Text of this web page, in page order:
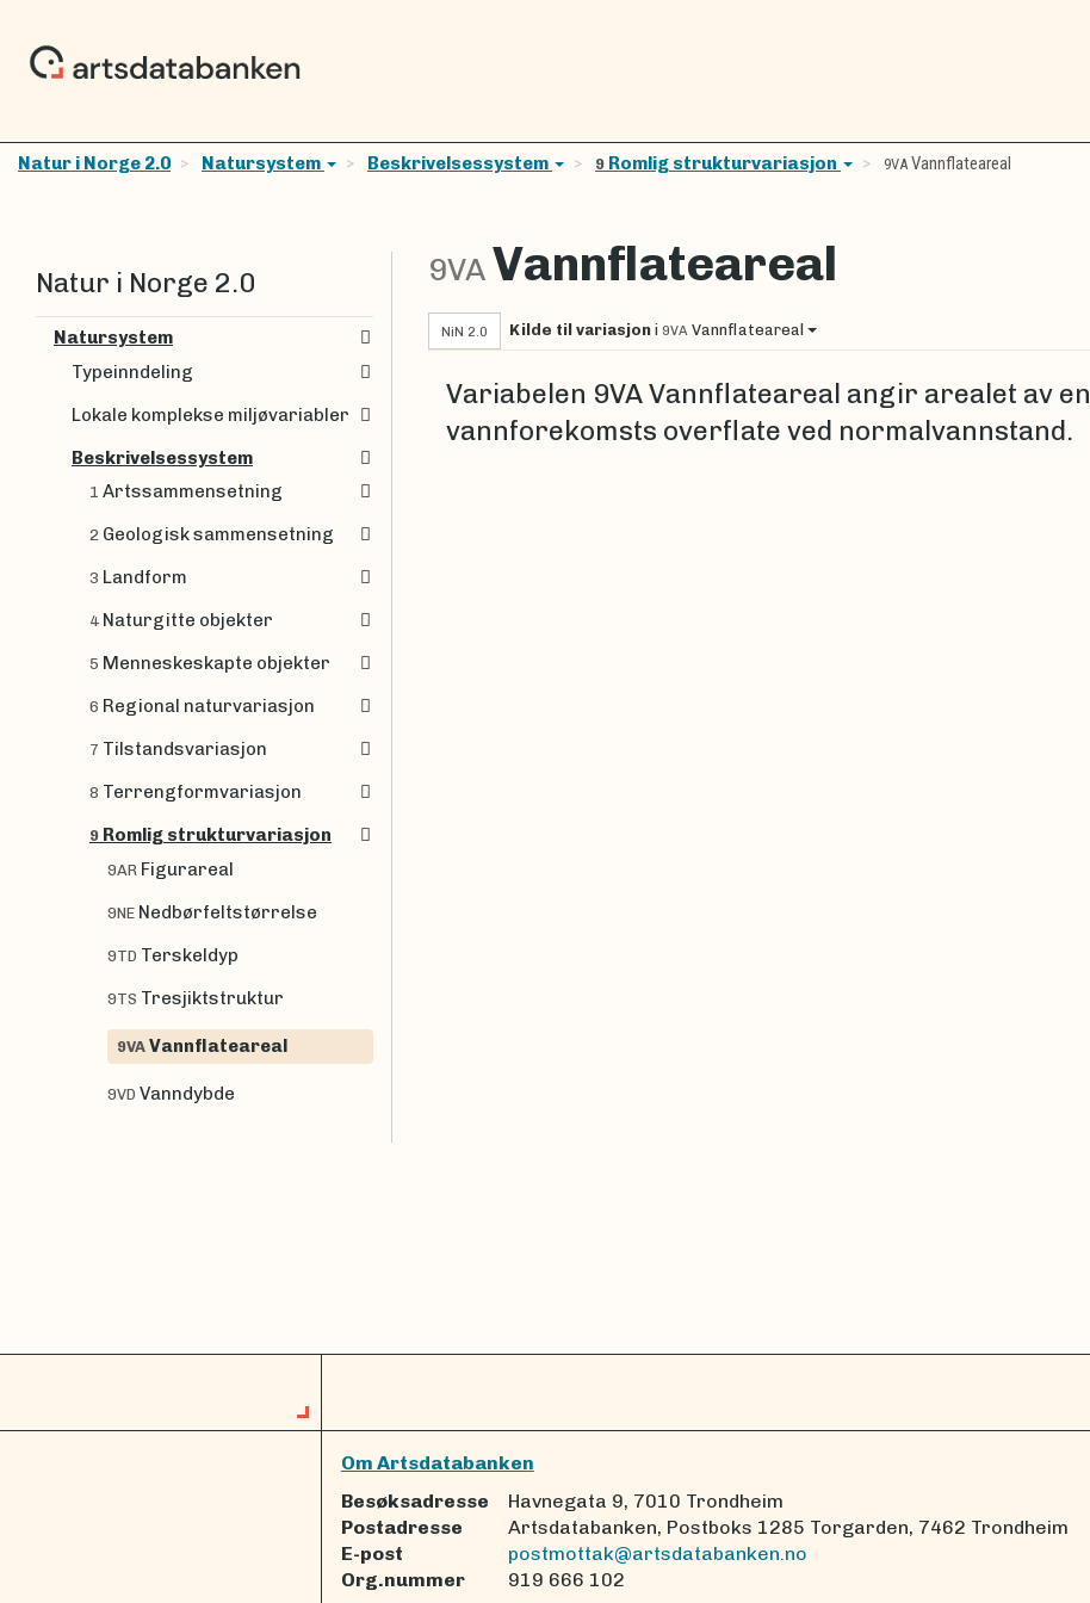
Natur i Norge 2.0 Natursystem Beskrivelsessystem 9 Romlig strukturvariasjon 9VA Vannflateareal
9VAVannflateareal
NiN 2.0 Kilde til variasjon i 9VA Vannflateareal
Variabelen 9VA Vannflateareal angir arealet av en
vannforekomsts overflate ved normalvannstand.
Natur i Norge 2.0
Natursystem
Typeinndeling
Lokale komplekse miljøvariabler
Beskrivelsessystem
1 Artssammensetning
2 Geologisk sammensetning
3 Landform
4 Naturgitte objekter
5 Menneskeskapte objekter
6 Regional naturvariasjon
7 Tilstandsvariasjon
8 Terrengformvariasjon
9 Romlig strukturvariasjon
9AR Figurareal
9NE Nedbørfeltstørrelse
9TD Terskeldyp
9TS Tresjiktstruktur
9VA Vannflateareal
9VD Vanndybde
Om Artsdatabanken
Besøksadresse
Havnegata 9, 7010 Trondheim
Postadresse
Artsdatabanken, Postboks 1285 Torgarden, 7462 Trondheim
E-post
postmottak@artsdatabanken.no
Org.nummer
919 666 102